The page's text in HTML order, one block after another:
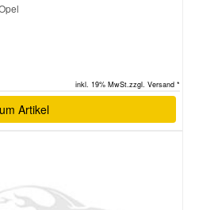
inkl. 19% MwSt.zzgl. Versand *
Artikel